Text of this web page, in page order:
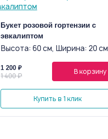
Букет розовой гортензии с
эвкалиптом
Высота: 60 см, Ширина: 20 см
1 200 ₽
1 400 ₽ В корзину
Купить в 1 клик